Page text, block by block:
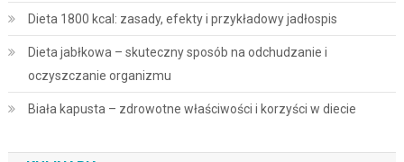
Dieta 1800 kcal: zasady, efekty i przykładowy jadłospis
Dieta jabłkowa – skuteczny sposób na odchudzanie i
oczyszczanie organizmu
Biała kapusta – zdrowotne właściwości i korzyści w diecie